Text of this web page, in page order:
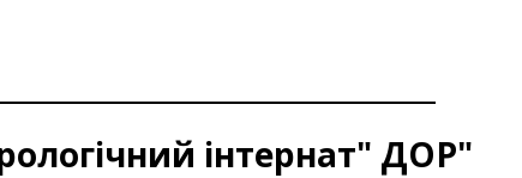
інтернат" ДОР"